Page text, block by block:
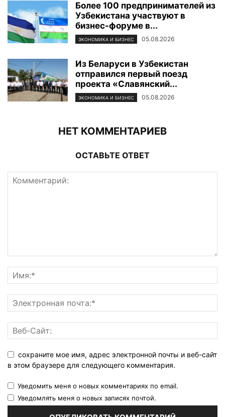
Более 100 предпринимателей из
Узбекистана участвуют в
бизнес-форуме в...
ЭКОНОМИКА И БИЗНЕС 05.08.2026
Из Беларуси в Узбекистан
отправился первый поезд
проекта «Славянский...
ЭКОНОМИКА И БИЗНЕС 05.08.2026
НЕТ КОММЕНТАРИЕВ
ОСТАВЬТЕ ОТВЕТ
сохраните мое имя, адрес электронной почты и веб-сайт
в этом браузере для следующего комментария.
Уведомить меня о новых комментариях по email.
Уведомлять меня о новых записях почтой.